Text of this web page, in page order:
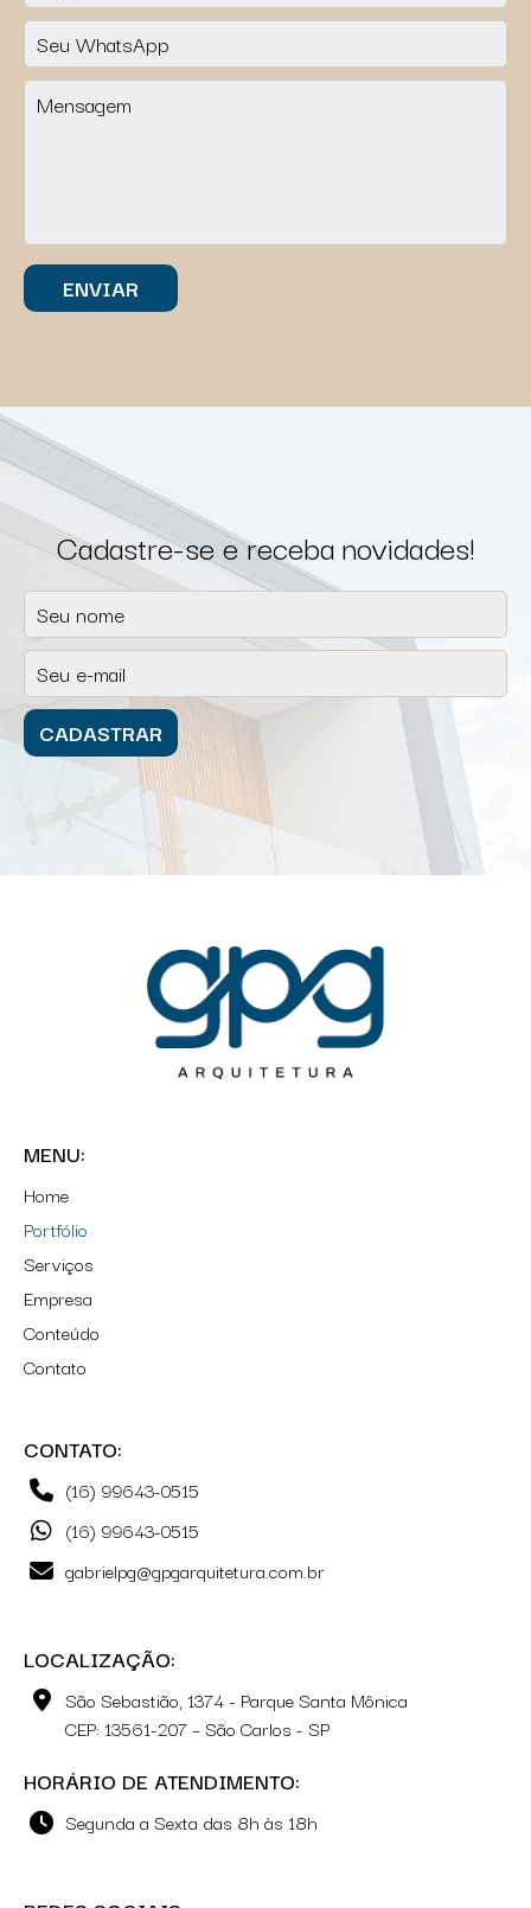
Cadastre-se e receba novidades!
MENU:
Home
Portfólio
Serviços
Empresa
Conteúdo
Contato
CONTATO:
(16) 99643-0515
(16) 99643-0515
gabrielpg@gpgarquitetura.com.br
LOCALIZAÇÃO:
São Sebastião, 1374 - Parque Santa Mônica
CEP: 13561-207 – São Carlos - SP
HORÁRIO DE ATENDIMENTO:
Segunda a Sexta das 8h às 18h